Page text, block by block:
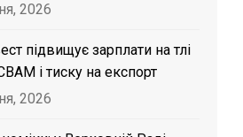
2026
підвищує зарплати на тлі
і тиску на експорт
2026